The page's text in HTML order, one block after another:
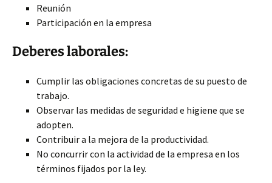
Reunión
Participación en la empresa
Deberes laborales:
Cumplir las obligaciones concretas de su puesto de
trabajo.
Observar las medidas de seguridad e higiene que se
adopten.
Contribuir a la mejora de la productividad.
No concurrir con la actividad de la empresa en los
términos fijados por la ley.